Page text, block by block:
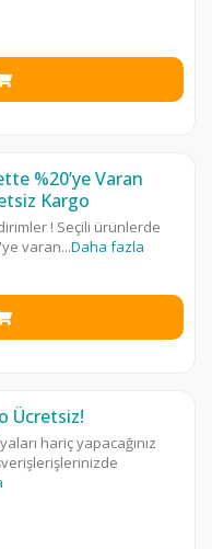
%20’ye Varan
Kargo
! Seçili ürünlerde
varan...Daha fazla
Ücretsiz!
hariç yapacağınız